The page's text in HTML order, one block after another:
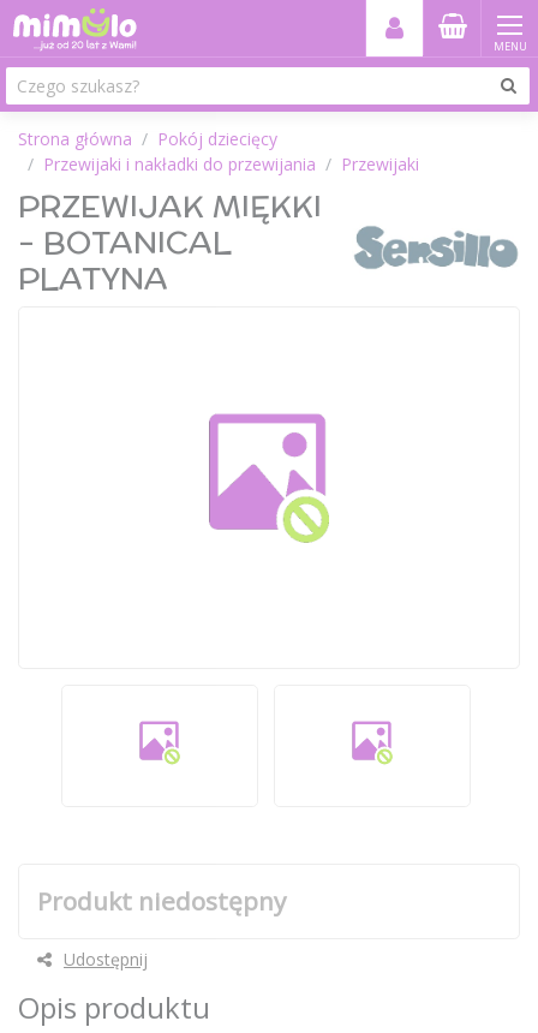
MENU
Strona główna
Pokój dziecięcy
Przewijaki i nakładki do przewijania
Przewijaki
PRZEWIJAK MIĘKKI
- BOTANICAL
PLATYNA
Produkt niedostępny
Udostępnij
Opis produktu